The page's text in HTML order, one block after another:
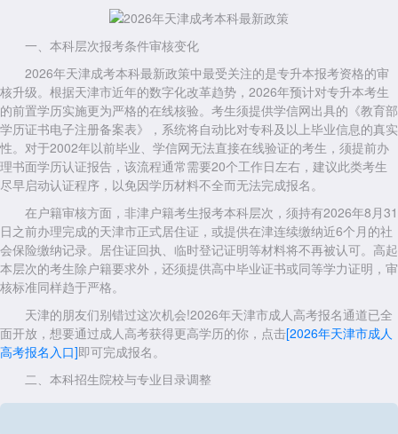
一、本科层次报考条件审核变化
2026年天津成考本科最新政策中最受关注的是专升本报考资格的审
核升级。根据天津市近年的数字化改革趋势，2026年预计对专升本考生
的前置学历实施更为严格的在线核验。考生须提供学信网出具的《教育部
学历证书电子注册备案表》，系统将自动比对专科及以上毕业信息的真实
性。对于2002年以前毕业、学信网无法直接在线验证的考生，须提前办
理书面学历认证报告，该流程通常需要20个工作日左右，建议此类考生
尽早启动认证程序，以免因学历材料不全而无法完成报名。
在户籍审核方面，非津户籍考生报考本科层次，须持有2026年8月31
日之前办理完成的天津市正式居住证，或提供在津连续缴纳近6个月的社
会保险缴纳记录。居住证回执、临时登记证明等材料将不再被认可。高起
本层次的考生除户籍要求外，还须提供高中毕业证书或同等学力证明，审
核标准同样趋于严格。
天津的朋友们别错过这次机会!2026年天津市成人高考报名通道已全
面开放，想要通过成人高考获得更高学历的你，点击[2026年天津市成人
高考报名入口]即可完成报名。
二、本科招生院校与专业目录调整
2026年天津成考本科最新政策中另一项重大变化体现在招生专业结